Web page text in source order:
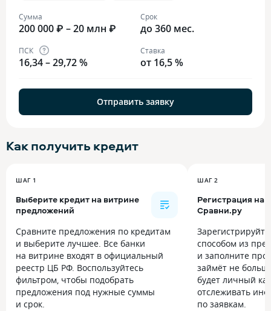
Сумма
200 000 ₽ – 20 млн ₽
Срок
до 360 мес.
ПСК
16,34 – 29,72 %
Ставка
от 16,5 %
Отправить заявку
Как получить кредит
ШАГ 1
Выберите кредит на витрине
предложений
Сравните предложения по кредитам
и выберите лучшее. Все банки
на витрине входят в официальный
реестр ЦБ РФ. Воспользуйтесь
фильтром, чтобы подобрать
предложения под нужные суммы
и срок.
ШАГ 2
Регистрация на
Сравни.ру
способом из
и заполните
займёт не
будет личный
отслеживать
по заявкам.